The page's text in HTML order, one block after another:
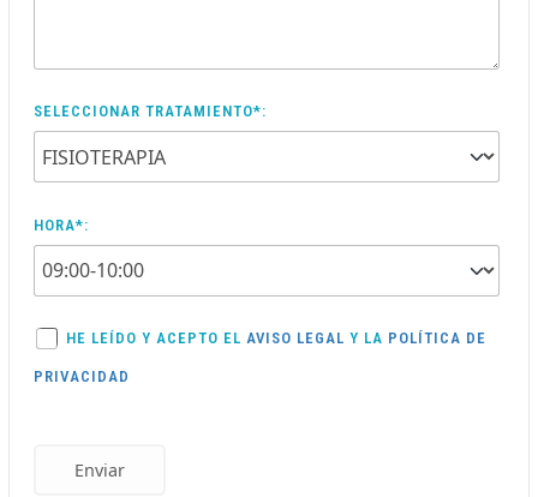
SELECCIONAR TRATAMIENTO*:
HORA*:
HE LEÍDO Y ACEPTO EL AVISO LEGAL Y LA POLÍTICA DE
PRIVACIDAD
Enviar